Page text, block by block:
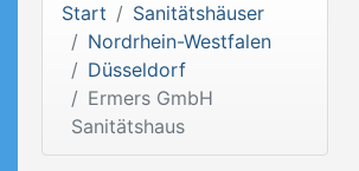
Start
Sanitätshäuser
Nordrhein-Westfalen
Düsseldorf
Ermers GmbH
Sanitätshaus